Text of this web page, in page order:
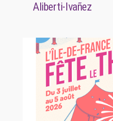
Aliberti-Ivañez